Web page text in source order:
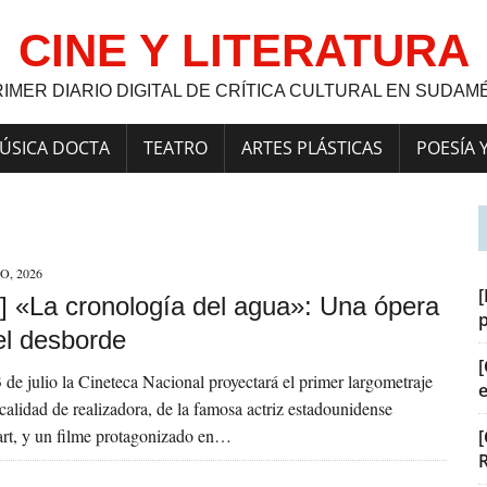
CINE Y LITERATURA
DIARIO DIGITAL DE CRÍTICA CULTURAL EN
DOCTA TEATRO ARTES PLÁSTICAS POESÍA
2026
«La cronología del agua»: Una ópera
desborde
de julio la Cineteca Nacional proyectará el primer largometraje
de realizadora, de la famosa actriz estadounidense
y un filme protagonizado en…